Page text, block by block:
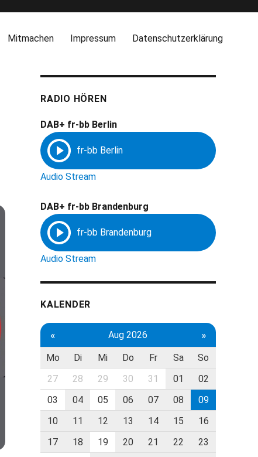
Mitmachen Impressum Datenschutzerklärung
RADIO HÖREN
DAB+ fr-bb Berlin
Audio Stream
DAB+ fr-bb Brandenburg
Audio Stream
KALENDER
« Aug 2026 »
Mo Di Mi Do Fr Sa
So
27
28 29 30 31 01
02
03
04 05 06 07 08
09
10
11 12 13 14 15
16
17
18 19 20 21 22
23